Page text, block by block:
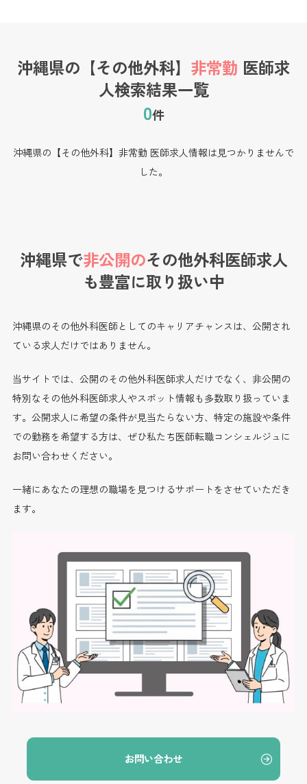
沖縄県の【その他外科】 非常勤 医師求
人検索結果一覧
0件
沖縄県の【その他外科】非常勤 医師求人情報は見つかりませんで
した。
沖縄県で非公開のその他外科医師求人
も豊富に取り扱い中
沖縄県のその他外科医師としてのキャリアチャンスは、公開され
ている求人だけではありません。
当サイトでは、公開のその他外科医師求人だけでなく、非公開の
特別なその他外科医師求人やスポット情報も多数取り扱っていま
す。公開求人に希望の条件が見当たらない方、特定の施設や条件
での勤務を希望する方は、ぜひ私たち医師転職コンシェルジュに
お問い合わせください。
一緒にあなたの理想の職場を見つけるサポートをさせていただき
ます。
お問い合わせ